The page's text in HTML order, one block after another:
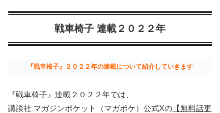
戦車椅子 連載２０２２年
『戦車椅子』２０２２年の連載について紹介していきます
『戦車椅子』連載２０２２年では、
講談社 マガジンポケット（マガポケ）公式Xの 【無料話更